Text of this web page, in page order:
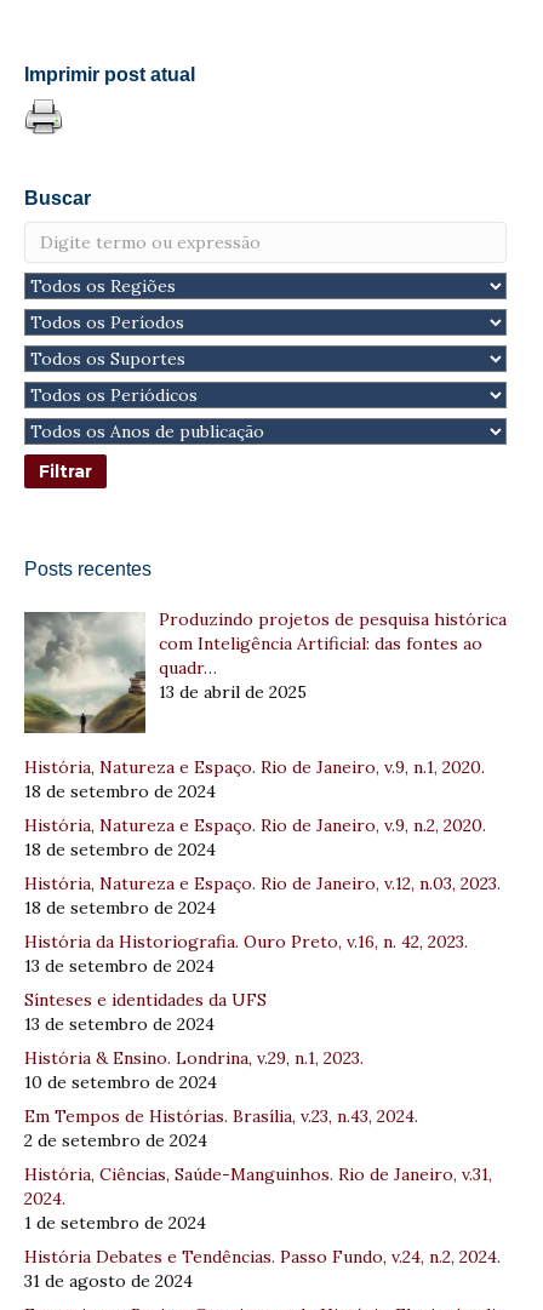
Imprimir post atual
Buscar
Posts recentes
Produzindo projetos de pesquisa histórica
com Inteligência Artificial: das fontes ao
quadr…
13 de abril de 2025
História, Natureza e Espaço. Rio de Janeiro, v.9, n.1, 2020.
18 de setembro de 2024
História, Natureza e Espaço. Rio de Janeiro, v.9, n.2, 2020.
18 de setembro de 2024
História, Natureza e Espaço. Rio de Janeiro, v.12, n.03, 2023.
18 de setembro de 2024
História da Historiografia. Ouro Preto, v.16, n. 42, 2023.
13 de setembro de 2024
Sínteses e identidades da UFS
13 de setembro de 2024
História & Ensino. Londrina, v.29, n.1, 2023.
10 de setembro de 2024
Em Tempos de Histórias. Brasília, v.23, n.43, 2024.
2 de setembro de 2024
História, Ciências, Saúde-Manguinhos. Rio de Janeiro, v.31,
2024.
1 de setembro de 2024
História Debates e Tendências. Passo Fundo, v.24, n.2, 2024.
31 de agosto de 2024